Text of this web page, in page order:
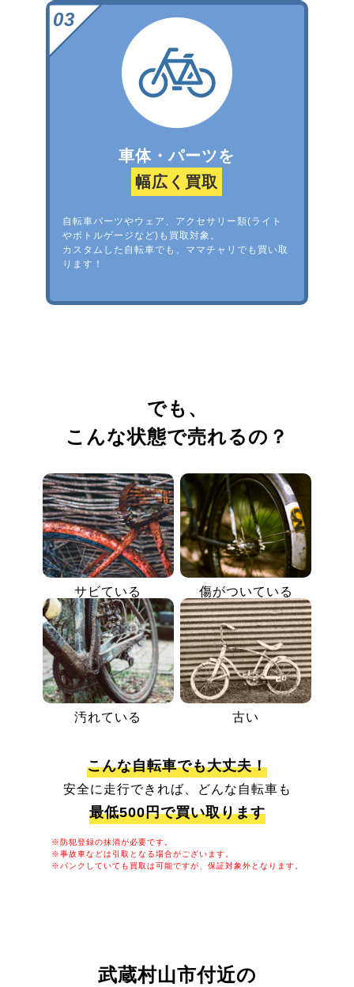
車体・パーツを
幅広く買取
自転車パーツやウェア、アクセサリー類(ライト
やボトルゲージなど)も買取対象。
カスタムした自転車でも、ママチャリでも買い取
ります！
でも、
こんな状態で売れるの？
サビている 傷がついている
汚れている 古い
こんな自転車でも大丈夫！
安全に走行できれば、どんな自転車も
最低500円で買い取ります
※防犯登録の抹消が必要です。
※事故車などは引取となる場合がございます。
※パンクしていても買取は可能ですが、保証対象外となります。
武蔵村山市付近の